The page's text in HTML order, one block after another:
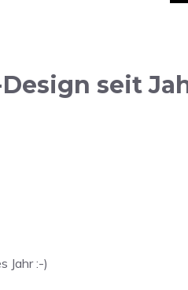
seit
Jahr :-)